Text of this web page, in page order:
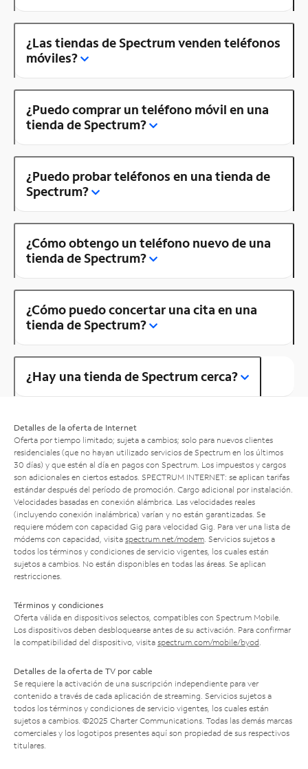
¿Las tiendas de Spectrum venden teléfonos
móviles?
¿Puedo comprar un teléfono móvil en una
tienda de Spectrum?
¿Puedo probar teléfonos en una tienda de
Spectrum?
¿Cómo obtengo un teléfono nuevo de una
tienda de Spectrum?
¿Cómo puedo concertar una cita en una
tienda de Spectrum?
¿Hay una tienda de Spectrum cerca?
Detalles de la oferta de Internet
Oferta por tiempo limitado; sujeta a cambios; solo para nuevos clientes
residenciales (que no hayan utilizado servicios de Spectrum en los últimos
30 días) y que estén al día en pagos con Spectrum. Los impuestos y cargos
son adicionales en ciertos estados. SPECTRUM INTERNET: se aplican tarifas
estándar después del período de promoción. Cargo adicional por instalación.
Velocidades basadas en conexión alámbrica. Las velocidades reales
(incluyendo conexión inalámbrica) varían y no están garantizadas. Se
requiere módem con capacidad Gig para velocidad Gig. Para ver una lista de
módems con capacidad, visita spectrum.net/modem . Servicios sujetos a
todos los términos y condiciones de servicio vigentes, los cuales están
sujetos a cambios. No están disponibles en todas las áreas. Se aplican
restricciones.
Términos y condiciones
Oferta válida en dispositivos selectos, compatibles con Spectrum Mobile.
Los dispositivos deben desbloquearse antes de su activación. Para confirmar
la compatibilidad del dispositivo, visita spectrum.com/mobile/byod
Detalles de la oferta de TV por cable
Se requiere la activación de una suscripción independiente para ver
contenido a través de cada aplicación de streaming. Servicios sujetos a
todos los términos y condiciones de servicio vigentes, los cuales están
sujetos a cambios. ©2025 Charter Communications. Todas las demás marcas
comerciales y los logotipos presentes aquí son propiedad de sus respectivos
titulares.